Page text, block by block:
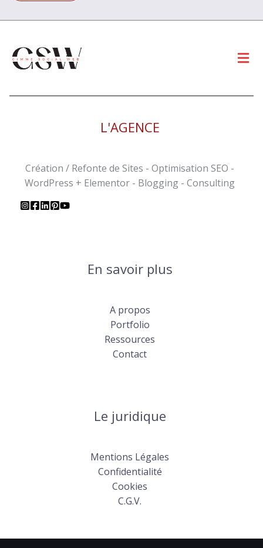
L'AGENCE
Création / Refonte de Sites - Optimisation SEO -
WordPress + Elementor - Blogging - Consulting
En savoir plus
A propos
Portfolio
Ressources
Contact
Le juridique
Mentions Légales
Confidentialité
Cookies
C.G.V.